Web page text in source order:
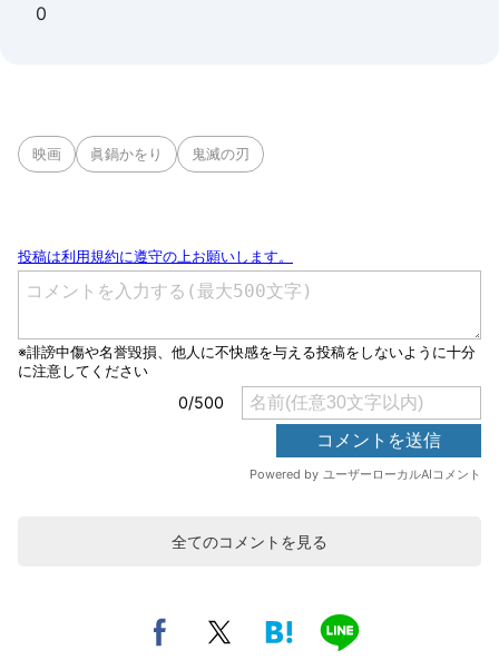
0
映画 眞鍋かをり 鬼滅の刃
全てのコメントを見る